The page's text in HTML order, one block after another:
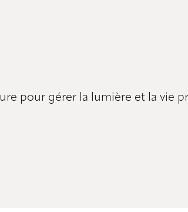
pour gérer la lumière et la vie